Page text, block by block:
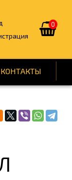
0
КОНТАКТЫ